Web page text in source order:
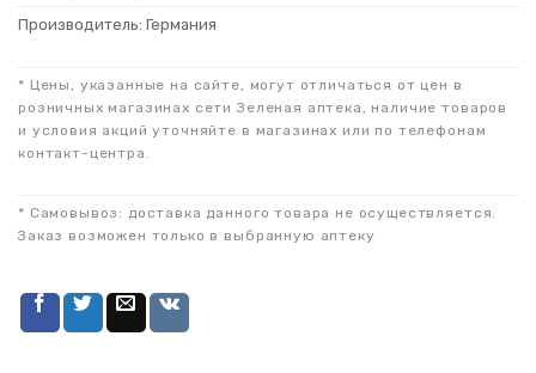
Производитель: Германия
* Цены, указанные на сайте, могут отличаться от цен в
розничных магазинах сети Зеленая аптека, наличие товаров
и условия акций уточняйте в магазинах или по телефонам
контакт-центра.
* Самовывоз: доставка данного товара не осуществляется.
Заказ возможен только в выбранную аптеку